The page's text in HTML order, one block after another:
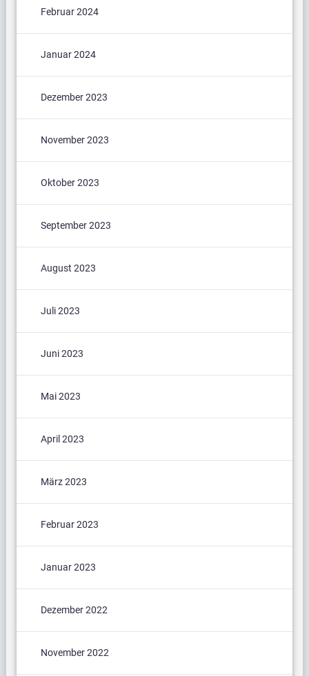
Februar 2024
Januar 2024
Dezember 2023
November 2023
Oktober 2023
September 2023
August 2023
Juli 2023
Juni 2023
Mai 2023
April 2023
März 2023
Februar 2023
Januar 2023
Dezember 2022
November 2022